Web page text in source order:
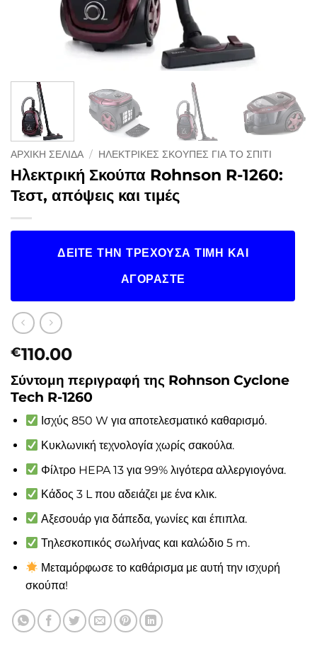
ΑΡΧΙΚΉ ΣΕΛΊΔΑ / ΗΛΕΚΤΡΙΚΈΣ ΣΚΟΎΠΕΣ ΓΙΑ ΤΟ ΣΠΊΤΙ
Ηλεκτρική Σκούπα Rohnson R-1260:
Τεστ, απόψεις και τιμές
ΔΕΊΤΕ ΤΗΝ ΤΡΈΧΟΥΣΑ ΤΙΜΉ ΚΑΙ
ΑΓΟΡΆΣΤΕ
€110.00
Σύντομη περιγραφή της Rohnson Cyclone
Tech R-1260
Ισχύς 850 W για αποτελεσματικό καθαρισμό.
Κυκλωνική τεχνολογία χωρίς σακούλα.
Φίλτρο HEPA 13 για 99% λιγότερα αλλεργιογόνα.
Κάδος 3 L που αδειάζει με ένα κλικ.
Αξεσουάρ για δάπεδα, γωνίες και έπιπλα.
Τηλεσκοπικός σωλήνας και καλώδιο 5 m.
Μεταμόρφωσε το καθάρισμα με αυτή την ισχυρή
σκούπα!